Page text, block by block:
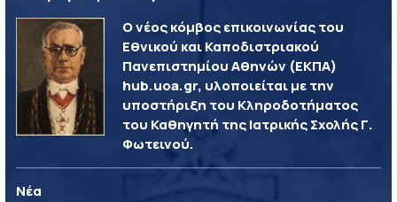
Ο νέος κόμβος επικοινωνίας του
Εθνικού και Καποδιστριακού
Πανεπιστημίου Αθηνών (ΕΚΠΑ)
hub.uoa.gr, υλοποιείται με την
υποστήριξη του Κληροδοτήματος
του Καθηγητή της Ιατρικής Σχολής Γ.
Φωτεινού.
Νέα